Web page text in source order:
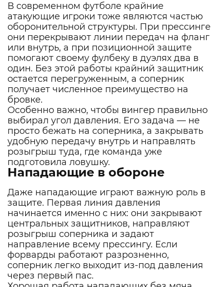
В современном футболе крайние
атакующие игроки тоже являются частью
оборонительной структуры. При прессинге
они перекрывают линии передач на фланг
или внутрь, а при позиционной защите
помогают своему фулбеку в дуэлях два в
один. Без этой работы крайний защитник
остается перегруженным, а соперник
получает численное преимущество на
бровке.
Особенно важно, чтобы вингер правильно
выбирал угол давления. Его задача — не
просто бежать на соперника, а закрывать
удобную передачу внутрь и направлять
розыгрыш туда, где команда уже
подготовила ловушку.
Нападающие в обороне
Даже нападающие играют важную роль в
защите. Первая линия давления
начинается именно с них: они закрывают
центральных защитников, направляют
розыгрыш соперника и задают
направление всему прессингу. Если
форварды работают разрозненно,
соперник легко выходит из-под давления
через первый пас.